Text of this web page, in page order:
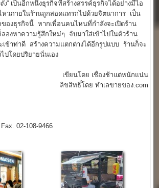
ง” เป็นอีกหนึ่งธุรกิจที่สร้างสรรค์ธุรกิจได้อย่างมีไอ
หวภายในร้านถูกสอดแทรกไปด้วยจิตนาการ เป็น
ของธุรกิจนี้ หากเพื่อนคนไหนที่กำลังจะเปิดร้าน
องหาความรู้สึกใหม่ๆ จับมาใส่เข้าไปในตัวร้าน
เข้าท่าดี สร้างความแตกต่างได้อีกรูปแบบ ร้านก็จะ
ปโดยปริยายนั่นเอง
เขียนโดย เชื่องช้าแต่หนักแน่น
ลิขสิทธิ์โดย ทำเลขายของ.com
02-108-9466